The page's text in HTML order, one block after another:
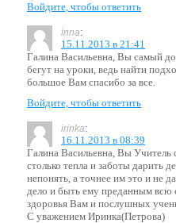
Войдите, чтобы ответить
inna:
15.11.2013 в 21:41
Галина Васильевна, Вы самый
бегут на уроки, ведь найти
большое Вам спасибо за все.
Войдите, чтобы ответить
irinka:
16.11.2013 в 08:39
Галина Васильевна, Вы
столько тепла и заботы дарить
непонять, а точнее им это и не
дело и быть ему преданным всю
здоровья Вам и послушных
С уважением Иринка(Петрова)